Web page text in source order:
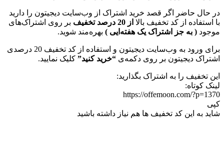
در حال حاضر اگر قصد خرید اشتراک از وب‌سایت دیجیتون را دارید
با استفاده از کد تخفیف بالا از 20 درصد تخفیف
بر روی اشتراک‌های
موجود ( به جز اشتراک یک هفته‌ایی ) بهره‌مند شوید.
برای ورود به وب‌سایت دیجیتون و استفاده از کد تخفیف 20 درصدی
اشتراک دیجیتون بر روی دکمه‌ی “خرید کنید” کلیک نمایید.
این تخفیف را به اشتراک بگذارید:
لینک کوتاه:
https://offemoon.com/?p=1370
کپی
شاید به این کد تخفیف ها هم نیاز داشته باشید